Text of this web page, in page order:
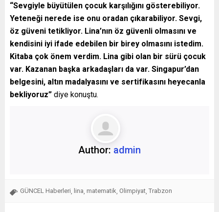
“Sevgiyle büyütülen çocuk karşılığını gösterebiliyor.
Yeteneği nerede ise onu oradan çıkarabiliyor. Sevgi,
öz güveni tetikliyor. Lina’nın öz güvenli olmasını ve
kendisini iyi ifade edebilen bir birey olmasını istedim.
Kitaba çok önem verdim. Lina gibi olan bir sürü çocuk
var. Kazanan başka arkadaşları da var. Singapur’dan
belgesini, altın madalyasını ve sertifikasını heyecanla
bekliyoruz” diye konuştu.
Author: admin
GÜNCEL Haberleri lina matematik Olimpiyat Trabzon